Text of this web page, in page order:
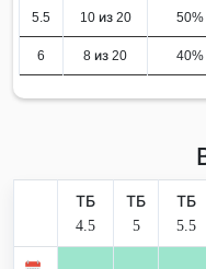
5.5 10 из 20 50%
6 8 из 20 40%
ТБ
4.5
ТБ
5
ТБ
5.5